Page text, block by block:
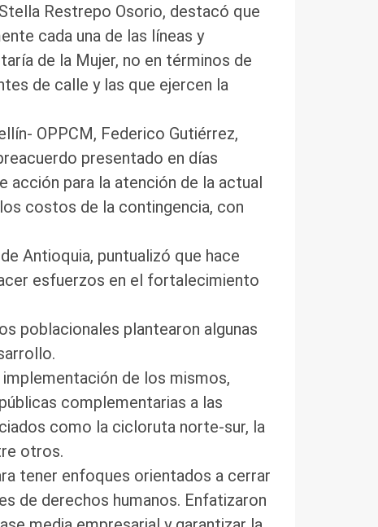
Restrepo Osorio, destacó que
cada una de las líneas y
de la Mujer, no en términos de
de calle y las que ejercen la
OPPCM, Federico Gutiérrez,
presentado en días
acción para la atención de la actual
costos de la contingencia, con
Antioquia, puntualizó que hace
esfuerzos en el fortalecimiento
poblacionales plantearon algunas
de los mismos,
complementarias a las
como la cicloruta norte-sur, la
otros.
tener enfoques orientados a cerrar
de derechos humanos. Enfatizaron